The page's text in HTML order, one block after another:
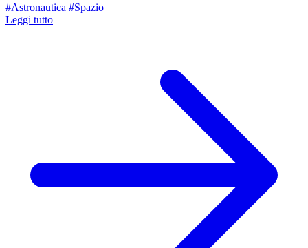
#Astronautica #Spazio
Leggi tutto